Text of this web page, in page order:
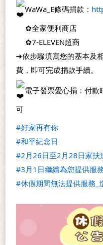
WaWa_E條碼捐款：
✿全家便利商店
✿7-ELEVEN超商
➔依步驟填寫您的基本及
費，即可完成捐款手續。
電子發票愛心捐：付
可
#好家再有你
#和平紀念日
#2月26日至2月28日家扶
#3月1日繼續為您提供服
#休假期間無法提供服務_